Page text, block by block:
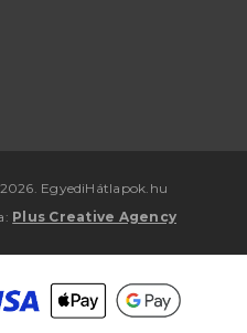
EgyediHátlapok.hu
: Plus Creative Agency